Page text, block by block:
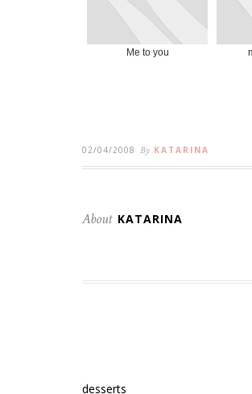
Me to you
02/04/2008 By KATARINA
About KATARINA
desserts